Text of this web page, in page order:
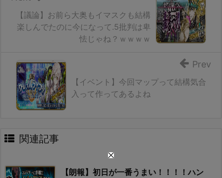
【議論】お前ら大奥もイマスクも結構
楽しんでたのに今になって.5批判は卑
怯じゃね？ｗｗｗｗ
【イベント】今回マップって結構気合
入って作ってあるよね
Prev
関連記事
【朗報】初日が一番うまい！！！！ハン